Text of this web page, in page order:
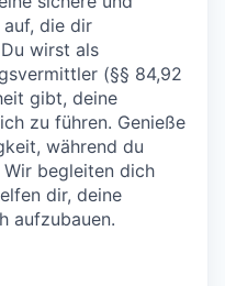
die dir
wirst als
(§§ 84,92
gibt, deine
zu führen. Genieße
während du
begleiten dich
dir, deine
aufzubauen.